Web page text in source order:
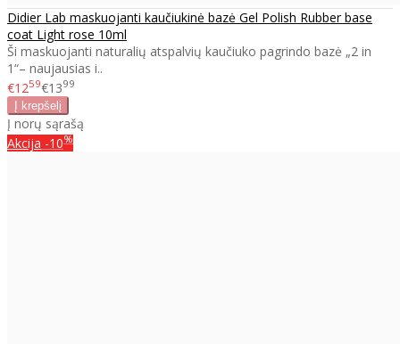
Didier Lab maskuojanti kaučiukinė bazė Gel Polish Rubber base
coat Light rose 10ml
Ši maskuojanti naturalių atspalvių kaučiuko pagrindo bazė „2 in
1“– naujausias i..
€1259€1399
Į norų sąrašą
Akcija -10%